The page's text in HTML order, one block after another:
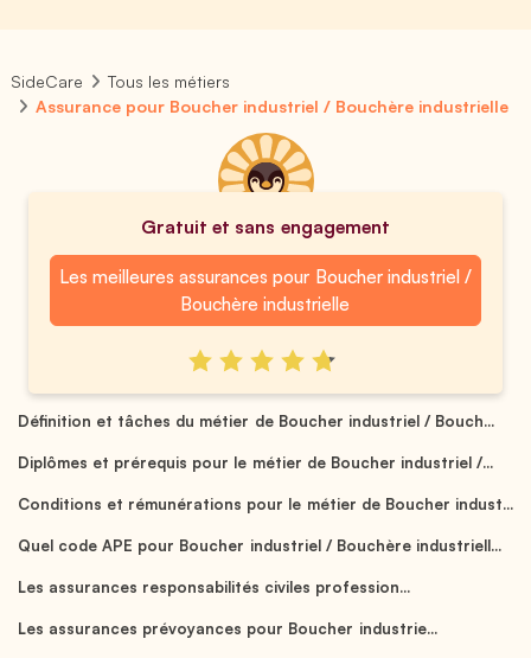
SideCare
Tous les métiers
Assurance pour Boucher industriel / Bouchère industrielle
Gratuit et sans engagement
Les meilleures assurances pour Boucher industriel /
Bouchère industrielle
Définition et tâches du métier de Boucher industriel / Bouch...
Diplômes et prérequis pour le métier de Boucher industriel /...
Conditions et rémunérations pour le métier de Boucher indust...
Quel code APE pour Boucher industriel / Bouchère industriell...
Les assurances responsabilités civiles profession...
Les assurances prévoyances pour Boucher industrie...